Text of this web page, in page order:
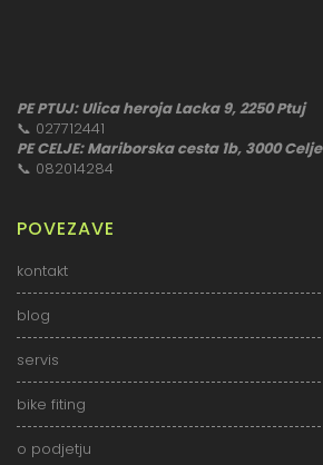
PE PTUJ: Ulica heroja Lacka 9, 2250 Ptuj
📞 027712441
PE CELJE: Mariborska cesta 1b, 3000 Celje
📞 082014284
POVEZAVE
kontakt
blog
servis
bike fiting
o podjetju